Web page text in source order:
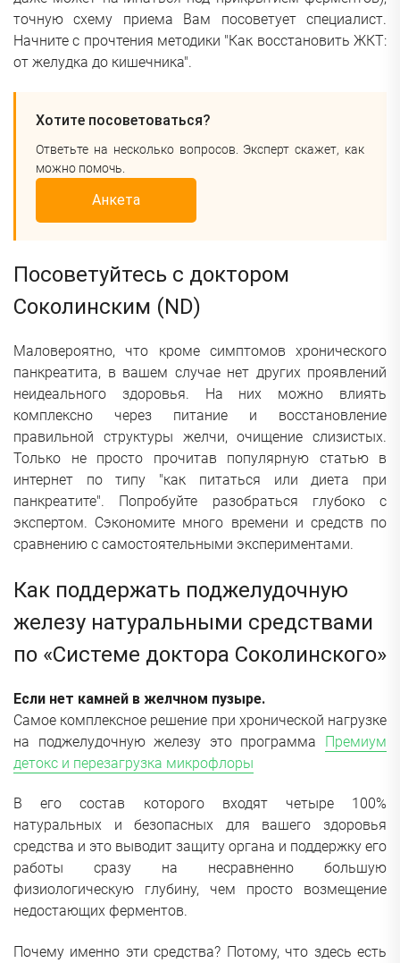
точную схему приема Вам посоветует специалист.
Начните с прочтения методики "Как восстановить ЖКТ:
от желудка до кишечника".
Хотите посоветоваться?
Ответьте на несколько вопросов. Эксперт скажет, как
можно помочь.
Анкета
Посоветуйтесь с доктором
Соколинским (ND)
Маловероятно, что кроме симптомов хронического
панкреатита, в вашем случае нет других проявлений
неидеального здоровья. На них можно влиять
комплексно через питание и восстановление
правильной структуры желчи, очищение слизистых.
Только не просто прочитав популярную статью в
интернет по типу "как питаться или диета при
панкреатите". Попробуйте разобраться глубоко с
экспертом. Сэкономите много времени и средств по
сравнению с самостоятельными экспериментами.
Как поддержать поджелудочную
железу натуральными средствами
по «Системе доктора Соколинского»
Если нет камней в желчном пузыре.
Самое комплексное решение при хронической нагрузке
на поджелудочную железу это программа Премиум
детокс и перезагрузка микрофлоры
В его состав которого входят четыре 100%
натуральных и безопасных для вашего здоровья
средства и это выводит защиту органа и поддержку его
работы сразу на несравненно большую
физиологическую глубину, чем просто возмещение
недостающих ферментов.
Почему именно эти средства? Потому, что здесь есть